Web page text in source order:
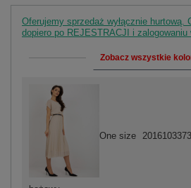
Oferujemy sprzedaż wyłącznie hurtową.
dopiero po REJESTRACJI i zalogowaniu
Zobacz wszystkie
One size